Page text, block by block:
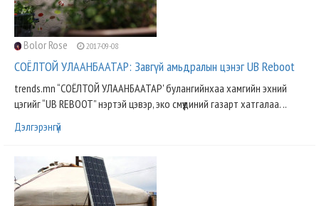
Bolor Rose 2017-09-08
СОЁЛТОЙ УЛААНБААТАР: Завгүй амьдралын цэнэг UB Reboot
trends.mn “СОЁЛТОЙ УЛААНБААТАР' булангийнхаа хамгийн эхний
цэгийг “UB REBOOT” нэртэй цэвэр, эко смүүдиний газарт хатгалаа. ..
Дэлгэрэнгүй